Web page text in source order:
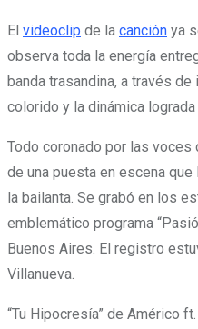
El videoclip de la canción ya
observa toda la energía
banda trasandina, a través
colorido y la dinámica lograda
Todo coronado por las voces
de una puesta en escena
la bailanta. Se grabó en los
emblemático programa
Buenos Aires. El registro
Villanueva.
“Tu Hipocresía” de Américo